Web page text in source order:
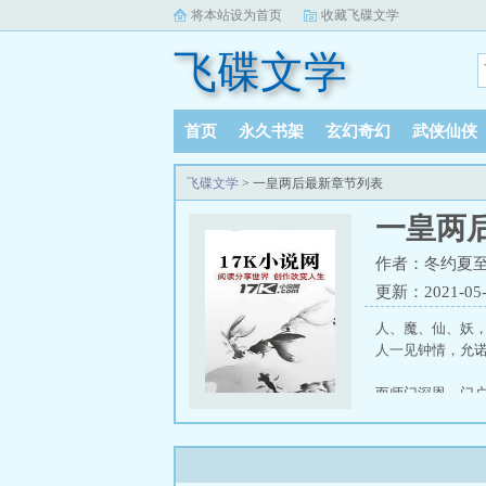
将本站设为首页 收藏飞碟文学
飞碟文学
首页 永久书架 玄幻奇幻 武侠仙侠
飞碟文学 > 一皇两后最新章节列表
一皇两
作者：冬约夏
更新：2021-
人、魔、仙、妖
人一见钟情，允
而师门深恩、门